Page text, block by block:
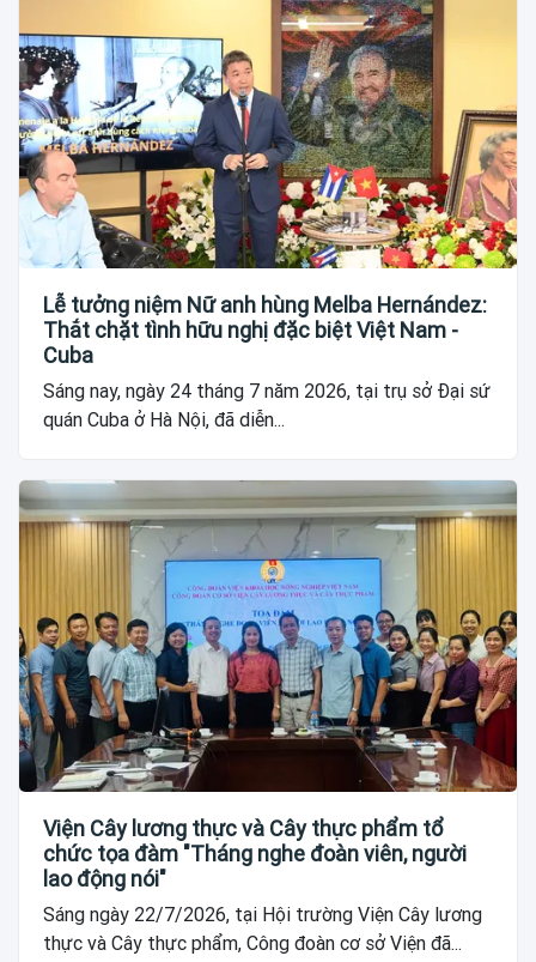
Lễ tưởng niệm Nữ anh hùng Melba Hernández:
Thắt chặt tình hữu nghị đặc biệt Việt Nam -
Cuba
Sáng nay, ngày 24 tháng 7 năm 2026, tại trụ sở Đại sứ
quán Cuba ở Hà Nội, đã diễn...
Viện Cây lương thực và Cây thực phẩm tổ
chức tọa đàm "Tháng nghe đoàn viên, người
lao động nói"
Sáng ngày 22/7/2026, tại Hội trường Viện Cây lương
thực và Cây thực phẩm, Công đoàn cơ sở Viện đã...